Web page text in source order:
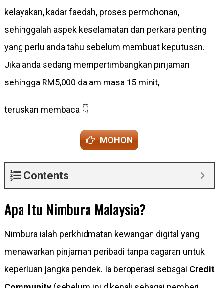
kelayakan, kadar faedah, proses permohonan,
sehinggalah aspek keselamatan dan perkara penting
yang perlu anda tahu sebelum membuat keputusan.
Jika anda sedang mempertimbangkan pinjaman
sehingga RM5,000 dalam masa 15 minit,
teruskan membaca 👇
MOHON
Contents
Apa Itu Nimbura Malaysia?
Nimbura ialah perkhidmatan kewangan digital yang
menawarkan pinjaman peribadi tanpa cagaran untuk
keperluan jangka pendek. Ia beroperasi sebagai Credit